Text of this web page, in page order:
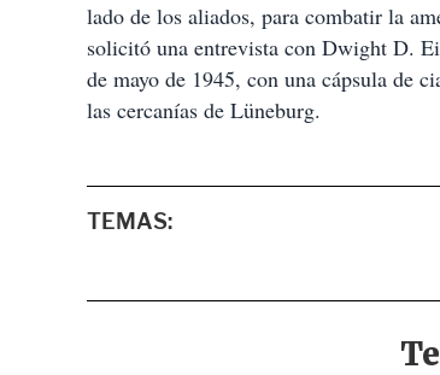
lado de los aliados, para combatir la
solicitó una entrevista con Dwight D.
de mayo de 1945, con una cápsula de
las cercanías de Lüneburg.
TEMAS: